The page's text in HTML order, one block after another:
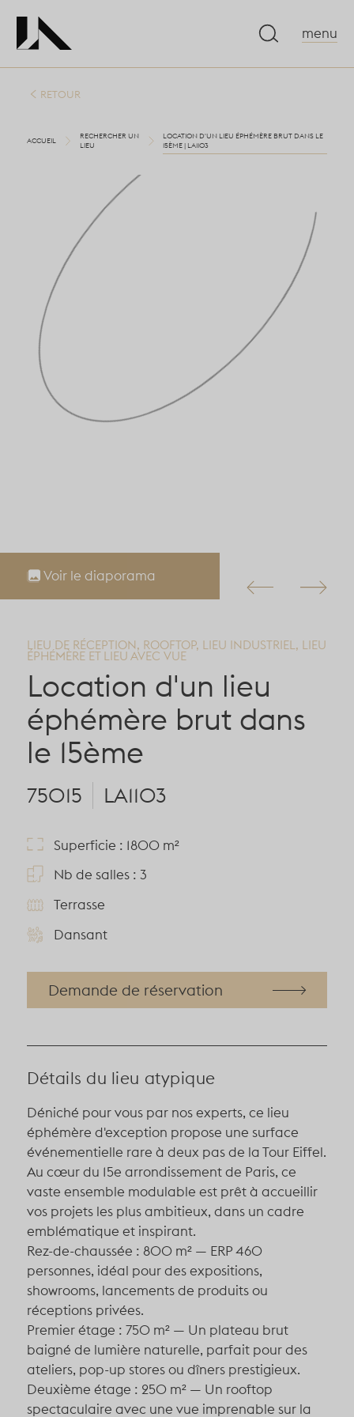
menu
Voir le diaporama
RETOUR
ACCUEIL
RECHERCHER UN
LIEU
LOCATION D'UN LIEU ÉPHÉMÈRE BRUT DANS LE
15ÈME | LA1103
LIEU DE RÉCEPTION, ROOFTOP, LIEU INDUSTRIEL, LIEU
ÉPHÉMÈRE ET LIEU AVEC VUE
Location d'un lieu
éphémère brut dans
le 15ème
75015 LA1103
Superficie : 1800 m²
Nb de salles : 3
Terrasse
Dansant
Demande de réservation
Détails du lieu atypique
Déniché pour vous par nos experts, ce lieu
éphémère d'exception propose une surface
événementielle rare à deux pas de la Tour Eiffel.
Au cœur du 15e arrondissement de Paris, ce
vaste ensemble modulable est prêt à accueillir
vos projets les plus ambitieux, dans un cadre
emblématique et inspirant.
Rez-de-chaussée : 800 m² — ERP 460
personnes, idéal pour des expositions,
showrooms, lancements de produits ou
réceptions privées.
Premier étage : 750 m² — Un plateau brut
baigné de lumière naturelle, parfait pour des
ateliers, pop-up stores ou dîners prestigieux.
Deuxième étage : 250 m² — Un rooftop
spectaculaire avec une vue imprenable sur la